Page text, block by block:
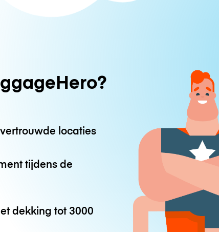
locaties
tijdens de
dekking tot 3000